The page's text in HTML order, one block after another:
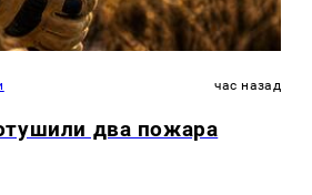
час назад
два пожара